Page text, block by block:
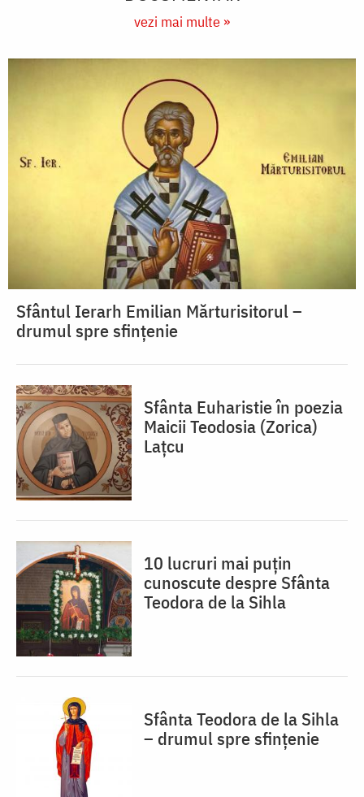
vezi mai multe »
Sfântul Ierarh Emilian Mărturisitorul –
drumul spre sfințenie
Sfânta Euharistie în poezia
Maicii Teodosia (Zorica)
Lațcu
10 lucruri mai puțin
cunoscute despre Sfânta
Teodora de la Sihla
Sfânta Teodora de la Sihla
– drumul spre sfințenie